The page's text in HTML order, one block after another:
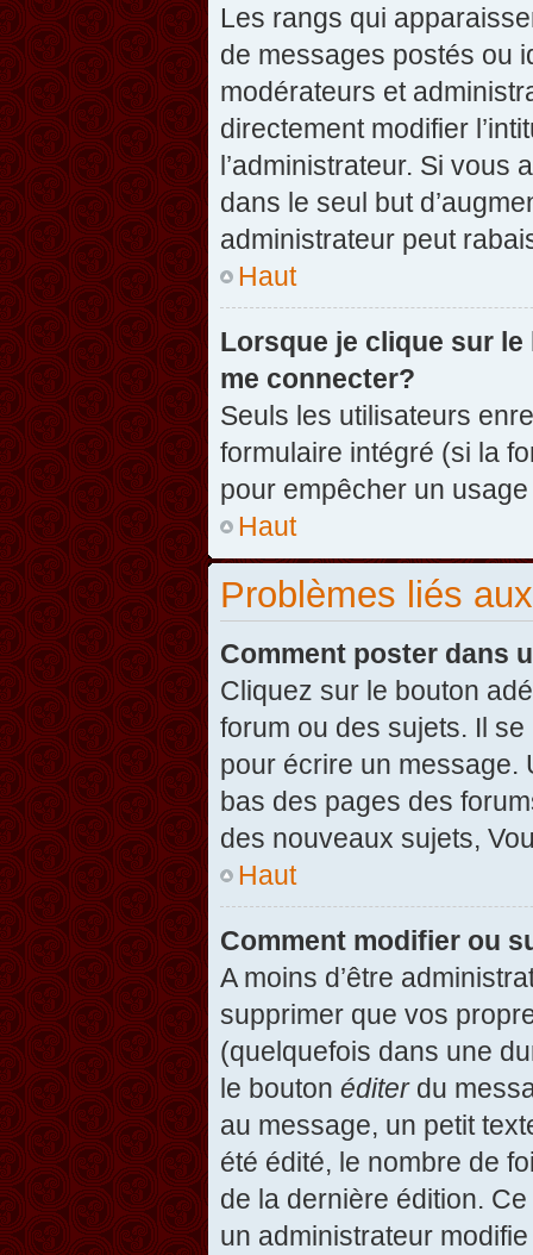
Les rangs qui
de messages postés ou
modérateurs et
directement modifier
l’administrateur. Si vous
dans le seul but
administrateur peut
Haut
Lorsque je clique sur
me connecter?
Seuls les utilisateurs
formulaire intégré (si la
pour empêcher un
Haut
Problèmes liés
Comment poster dans
Cliquez sur le bouton
forum ou des sujets. Il
pour écrire un message.
bas des pages des
des nouveaux sujets,
Haut
Comment modifier ou
A moins d’être
supprimer que vos
(quelquefois dans une
le bouton éditerdu
au message, un petit
été édité, le nombre de
de la dernière édition.
un administrateur